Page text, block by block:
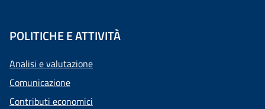
POLITICHE E ATTIVITÀ
Analisi e valutazione
Comunicazione
Contributi economici